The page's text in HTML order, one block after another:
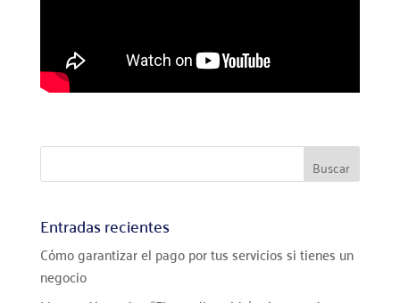
Entradas recientes
Cómo garantizar el pago por tus servicios si tienes un
negocio